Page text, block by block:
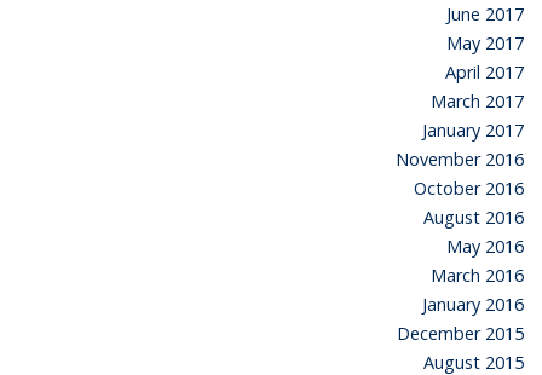
June 2017
May 2017
April 2017
March 2017
January 2017
November 2016
October 2016
August 2016
May 2016
March 2016
January 2016
December 2015
August 2015